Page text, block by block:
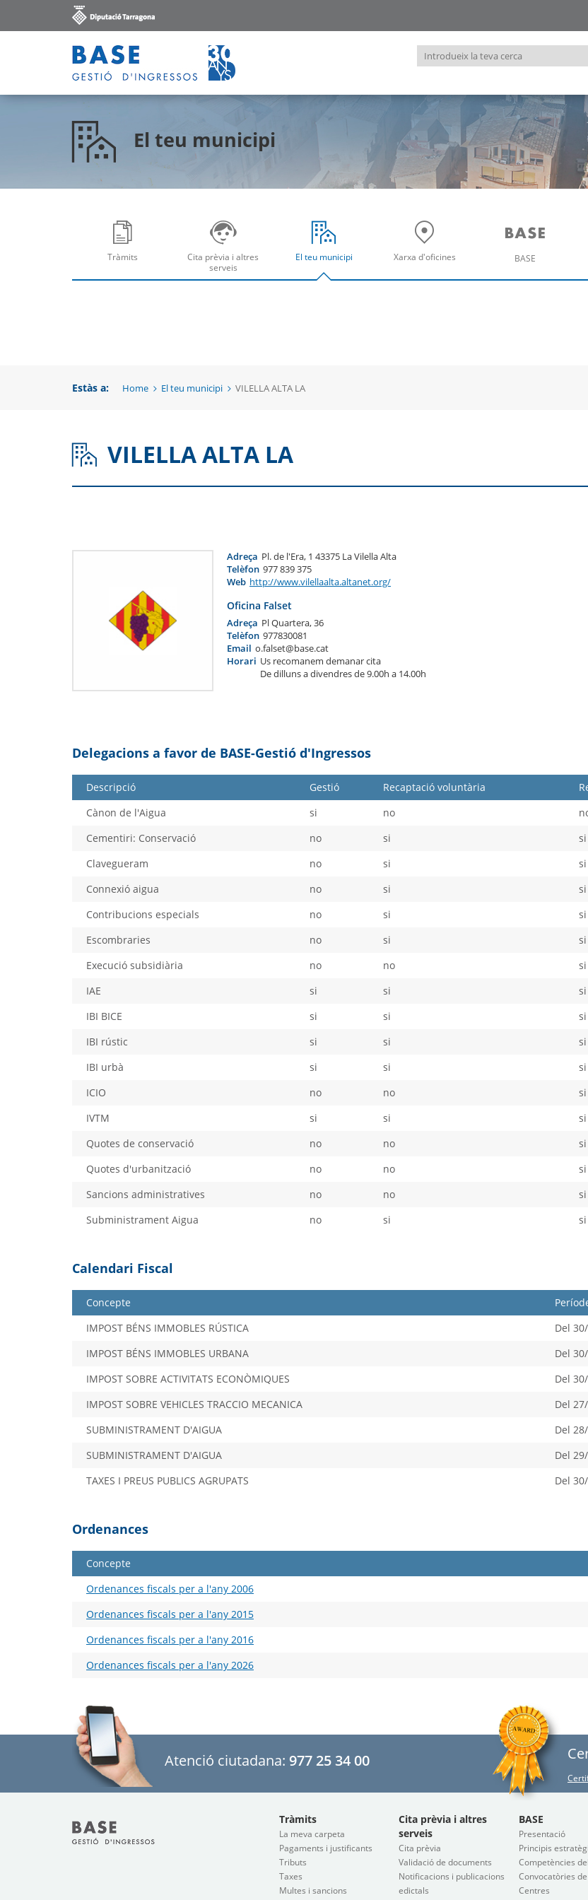
Introdueix
la
cerca
El teu municipi
Tràmits
Obre
finestra
Cita prèvia i altres
serveis
Obre
finestra
El teu municipi
Obre
finestra
Xarxa d'oficines
Obre
BASE
Obre
Estàs a: Home El teu municipi VILELLA ALTA LA
VILELLA ALTA LA
Adreça Pl. de l'Era, 1 43375 La Vilella Alta
Telèfon 977 839 375
Web http://www.vilellaalta.altanet.org/
Oficina Falset
Adreça Pl Quartera, 36
Telèfon 977830081
Email o.falset@base.cat
Horari Us recomanem demanar cita
De dilluns a divendres de 9.00h a 14.00h
Delegacions a favor de BASE-Gestió d'Ingressos
Descripció Gestió Recaptació voluntària
Cànon de l'Aigua
si no
Cementiri: Conservació
no si si
Clavegueram
no si si
Connexió aigua
no si si
Contribucions especials
no si si
Escombraries
no si si
Execució subsidiària
no no si
IAE
si si si
IBI BICE
si si si
IBI rústic
si si si
IBI urbà
si si si
ICIO
no no si
IVTM
si si si
Quotes de conservació
no no si
Quotes d'urbanització
no no si
Sancions administratives
no no si
Subministrament Aigua
no si si
Calendari Fiscal
Concepte
IMPOST BÉNS IMMOBLES RÚSTICA
Del
IMPOST BÉNS IMMOBLES URBANA
Del
IMPOST SOBRE ACTIVITATS ECONÒMIQUES
Del
IMPOST SOBRE VEHICLES TRACCIO MECANICA
Del
SUBMINISTRAMENT D'AIGUA
Del
SUBMINISTRAMENT D'AIGUA
Del
TAXES I PREUS PUBLICS AGRUPATS
Del
Ordenances
Concepte
Ordenances fiscals per a l'any 2006
Ordenances fiscals per a l'any 2015
Ordenances fiscals per a l'any 2016
Ordenances fiscals per a l'any 2026
Atenció ciutadana: 977 25 34 00
Tràmits
La meva carpeta
Pagaments i justificants
Tributs
Taxes
Multes i sancions
Cita prèvia i altres
serveis
Cita prèvia
Validació de documents
Notificacions i publicacions
edictals
BASE
Presentació
Principis
Competències
Convocatòries
Centres